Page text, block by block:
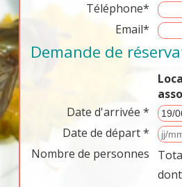
Téléphone*
Email*
Demande de
Date d'arrivée *
Date de départ *
Nombre de personnes